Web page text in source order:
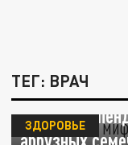
ТЕГ: ВРАЧ
Правда или
ли быть
арбузных
ЗДОРОВЬЕ